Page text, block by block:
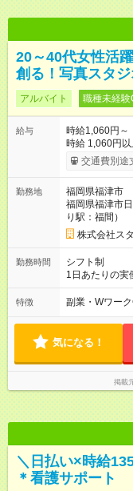
20～40代女性活
創る！写真スタ
アルバイト 職種未経験
給与
時給1,060円～
時給 1,060円以上 ※土日祝は時給UP！⇒【時給1,110
交通費もしっかり支
スもたくさん！やりがいも◎
含む）のシフト
ンス２》社内
専門スキルを
出費も怖くな
も大丈夫！ 働
嬉しい制度です。 【試用期間】試用期間あり 試用期間
3ヶ月 雇用形
交通費別途
勤務地
福岡県福津市
福岡県福津市
り駅：福間）
株式会社ス
勤務時間
シフト制
1日あたりの実
◆週2日～・1
特徴 副業・Wワー
気になる！
掲載
＼日払い×時給
＊看護サポート